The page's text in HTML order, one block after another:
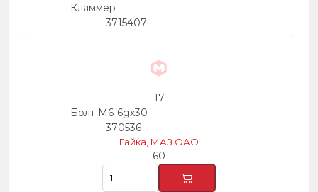
Кляммер
3715407
17
Болт М6-6gх30
370536
Гайка, МАЗ ОАО
60